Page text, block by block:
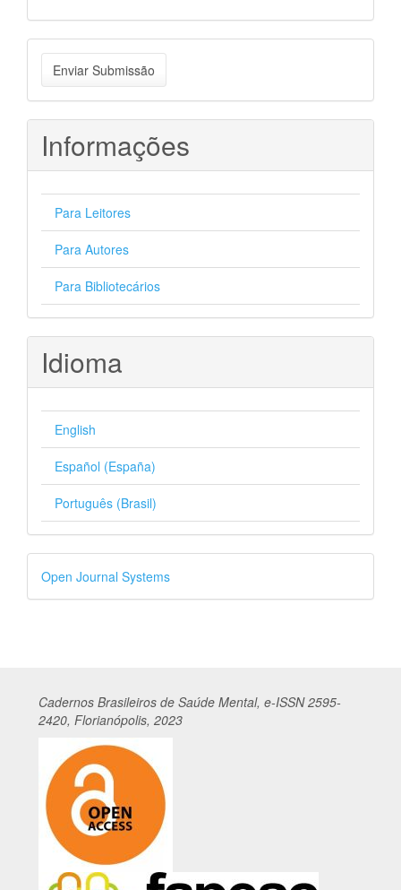
Enviar
Submissão
Enviar Submissão
Informações
Para Leitores
Para Autores
Para Bibliotecários
Idioma
English
Español (España)
Português (Brasil)
Desenvolvido
por
Open Journal Systems
Cadernos Brasileiros de Saúde Mental, e-ISSN 2595-
2420, Florianópolis, 2023